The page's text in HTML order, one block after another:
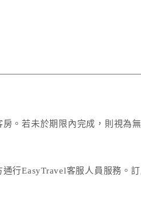
。若未於期限內完成，則視為無
行EasyTravel客服人員服務。